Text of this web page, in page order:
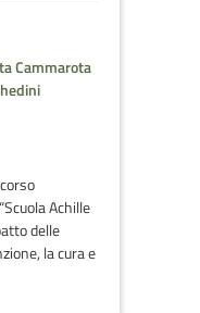
Cammarota
Achille
delle
la cura e